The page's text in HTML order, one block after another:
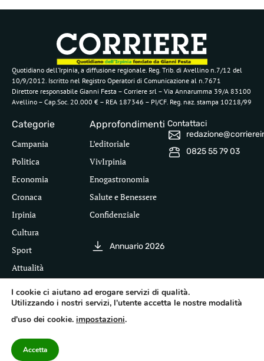
Quotidiano dell’Irpinia, a diffusione regionale. Reg. Trib. di Avellino n.7/12 del
10/9/2012. Iscritto nel Registro Operatori di Comunicazione al n.7671
Direttore responsabile Gianni Festa – Corriere srl – Via Annarumma 39/A 83100
Avellino – Cap.Soc. 20.000 € – REA 187346 – PI/CF. Reg. naz. stampa 10218/99
Categorie
Campania
Politica
Economia
Cronaca
Irpinia
Cultura
Sport
Attualità
Approfondimenti
L’editoriale
VivIrpinia
Enogastronomia
Salute e Benessere
Confidenziale
Annuario 2026
Contattaci
0825 55 79 03
Segui il Corriere dell'Irpinia
I cookie ci aiutano ad erogare servizi di qualità.
Utilizzando i nostri servizi, l'utente accetta le nostre modalità
d'uso dei cookie. impostazioni.
Accetta